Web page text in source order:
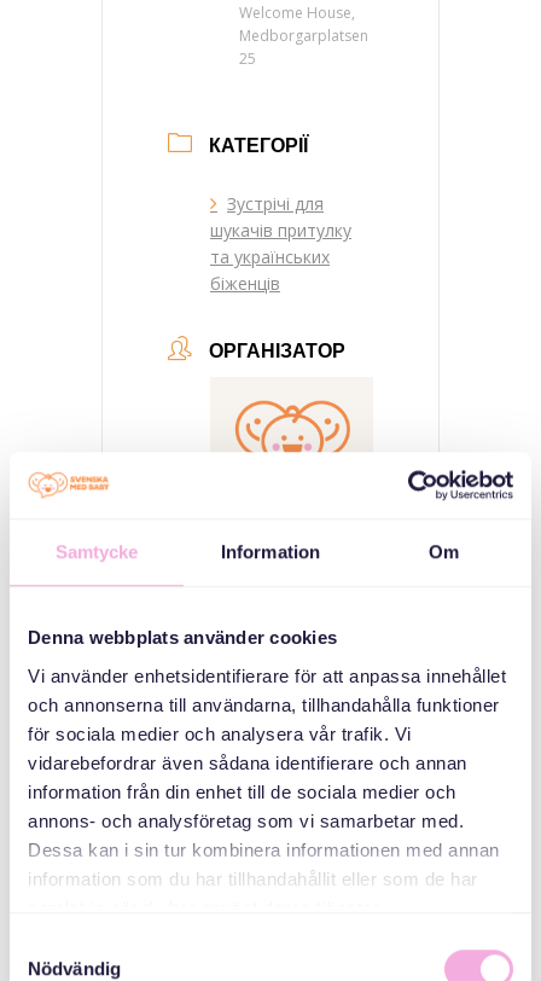
Samtycke Information Om
Denna webbplats använder cookies
Vi använder enhetsidentifierare för att anpassa innehållet
och annonserna till användarna, tillhandahålla funktioner
för sociala medier och analysera vår trafik. Vi
vidarebefordrar även sådana identifierare och annan
information från din enhet till de sociala medier och
annons- och analysföretag som vi samarbetar med.
Dessa kan i sin tur kombinera informationen med annan
information som du har tillhandahållit eller som de har
Nödvändig
Welcome House,
Medborgarplatsen
25
КАТЕГОРІЇ
Зустрічі для
шукачів притулку
та українських
біженців
ОРГАНІЗАТОР
Email
bokningen@svenskamedbaby.se